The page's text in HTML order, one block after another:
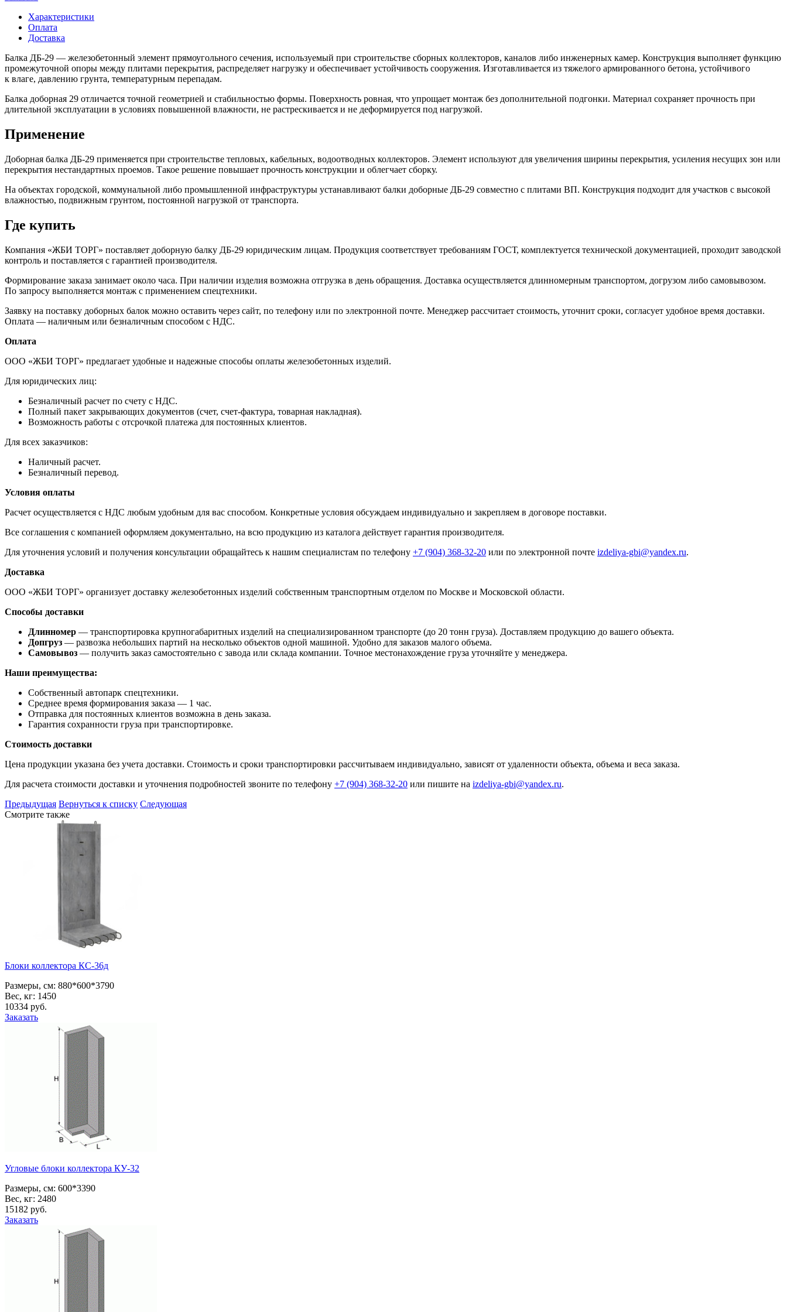
Характеристики
Оплата
Доставка
Балка ДБ-29 — железобетонный элемент прямоугольного сечения, используемый при строительстве сборных коллекторов, каналов либо инженерных камер. Конструкция выполняет функцию
промежуточной опоры между плитами перекрытия, распределяет нагрузку и обеспечивает устойчивость сооружения. Изготавливается из тяжелого армированного бетона, устойчивого
к влаге, давлению грунта, температурным перепадам.
Балка доборная 29 отличается точной геометрией и стабильностью формы. Поверхность ровная, что упрощает монтаж без дополнительной подгонки. Материал сохраняет прочность при
длительной эксплуатации в условиях повышенной влажности, не растрескивается и не деформируется под нагрузкой.
Применение
Доборная балка ДБ-29 применяется при строительстве тепловых, кабельных, водоотводных коллекторов. Элемент используют для увеличения ширины перекрытия, усиления несущих зон или
перекрытия нестандартных проемов. Такое решение повышает прочность конструкции и облегчает сборку.
На объектах городской, коммунальной либо промышленной инфраструктуры устанавливают балки доборные ДБ-29 совместно с плитами ВП. Конструкция подходит для участков с высокой
влажностью, подвижным грунтом, постоянной нагрузкой от транспорта.
Где купить
Компания «ЖБИ ТОРГ» поставляет доборную балку ДБ-29 юридическим лицам. Продукция соответствует требованиям ГОСТ, комплектуется технической документацией, проходит заводской
контроль и поставляется с гарантией производителя.
Формирование заказа занимает около часа. При наличии изделия возможна отгрузка в день обращения. Доставка осуществляется длинномерным транспортом, догрузом либо самовывозом.
По запросу выполняется монтаж с применением спецтехники.
Заявку на поставку доборных балок можно оставить через сайт, по телефону или по электронной почте. Менеджер рассчитает стоимость, уточнит сроки, согласует удобное время доставки.
Оплата — наличным или безналичным способом с НДС.
Оплата
ООО «ЖБИ ТОРГ» предлагает удобные и надежные способы оплаты железобетонных изделий.
Для юридических лиц:
Безналичный расчет по счету с НДС.
Полный пакет закрывающих документов (счет, счет-фактура, товарная накладная).
Возможность работы с отсрочкой платежа для постоянных клиентов.
Для всех заказчиков:
Наличный расчет.
Безналичный перевод.
Условия оплаты
Расчет осуществляется с НДС любым удобным для вас способом. Конкретные условия обсуждаем индивидуально и закрепляем в договоре поставки.
Все соглашения с компанией оформляем документально, на всю продукцию из каталога действует гарантия производителя.
Для уточнения условий и получения консультации обращайтесь к нашим специалистам по телефону +7 (904) 368-32-20 или по электронной почте izdeliya-gbi@yandex.ru.
Доставка
ООО «ЖБИ ТОРГ» организует доставку железобетонных изделий собственным транспортным отделом по Москве и Московской области.
Способы доставки
Длинномер — транспортировка крупногабаритных изделий на специализированном транспорте (до 20 тонн груза). Доставляем продукцию до вашего объекта.
Допгруз — развозка небольших партий на несколько объектов одной машиной. Удобно для заказов малого объема.
Самовывоз — получить заказ самостоятельно с завода или склада компании. Точное местонахождение груза уточняйте у менеджера.
Наши преимущества:
Собственный автопарк спецтехники.
Среднее время формирования заказа — 1 час.
Отправка для постоянных клиентов возможна в день заказа.
Гарантия сохранности груза при транспортировке.
Стоимость доставки
Цена продукции указана без учета доставки. Стоимость и сроки транспортировки рассчитываем индивидуально, зависят от удаленности объекта, объема и веса заказа.
Для расчета стоимости доставки и уточнения подробностей звоните по телефону +7 (904) 368-32-20 или пишите на izdeliya-gbi@yandex.ru.
Предыдущая Вернуться к списку Следующая
Смотрите также
Блоки коллектора КС-36д
Размеры, см: 880*600*3790
Вес, кг: 1450
10334 pуб.
Заказать
Угловые блоки коллектора КУ-32
Размеры, см: 600*3390
Вес, кг: 2480
15182 pуб.
Заказать